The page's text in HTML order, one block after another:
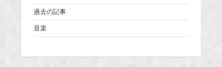
過去の記事
音楽